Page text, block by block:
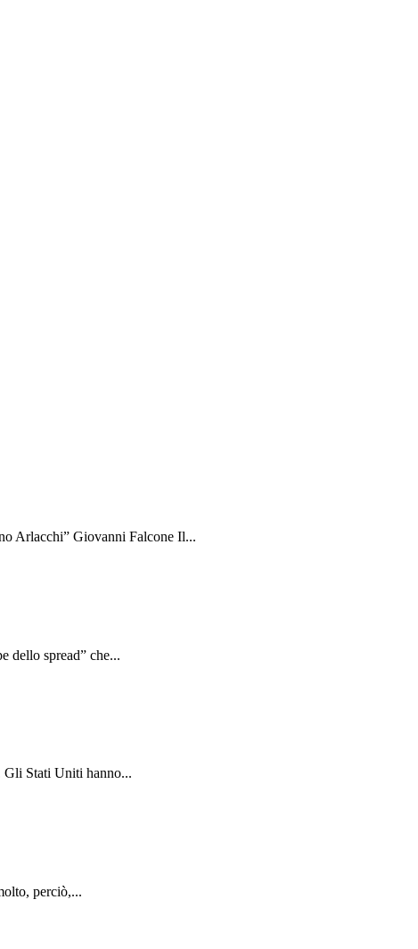
Arlacchi” Giovanni Falcone Il...
dello spread” che...
Gli Stati Uniti hanno...
perciò,...